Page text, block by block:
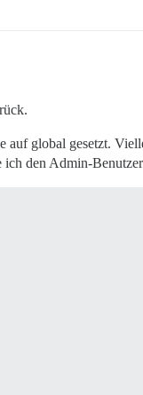
global gesetzt.
den Admin-